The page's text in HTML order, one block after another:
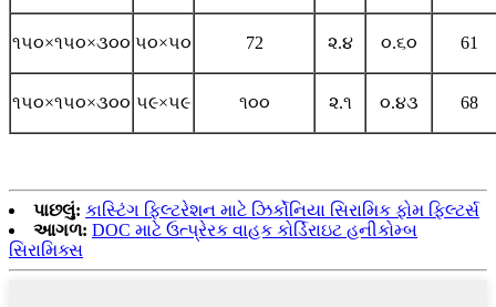
૧૫૦×૧૫૦×૩૦૦ ૫૦×૫૦ 72 ૨.૪ ૦.૬૦ 61
૧૫૦×૧૫૦×૩૦૦ ૫૯×૫૯ ૧૦૦ ૨.૧ ૦.૪૩ 68
પાછલું: કાસ્ટિંગ ફિલ્ટરેશન માટે ઝિર્કોનિયા સિરામિક ફોમ ફિલ્ટર્સ
આગળ: DOC માટે ઉત્પ્રેરક વાહક કોર્ડિરાઇટ હનીકોમ્બ
સિરામિક્સ